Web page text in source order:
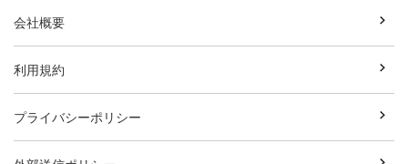
会社概要
利用規約
プライバシーポリシー